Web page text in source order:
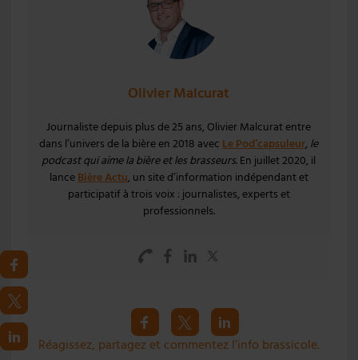
Olivier Malcurat
Journaliste depuis plus de 25 ans, Olivier Malcurat entre
dans l’univers de la bière en 2018 avecLe Pod’capsuleur, le
podcast qui aime la bière et les brasseurs. En juillet 2020, il
lanceBière Actu, un site d’information indépendant et
participatif à trois voix : journalistes, experts et
professionnels.
Réagissez, partagez et commentez l’info brassicole.